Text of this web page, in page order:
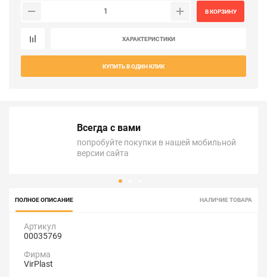
В КОРЗИНУ
ХАРАКТЕРИСТИКИ
КУПИТЬ В ОДИН КЛИК
Всегда с вами
попробуйте покупки в нашей мобильной
версии сайта
ПОЛНОЕ ОПИСАНИЕ НАЛИЧИЕ ТОВАРА
Артикул
00035769
Фирма
VirPlast